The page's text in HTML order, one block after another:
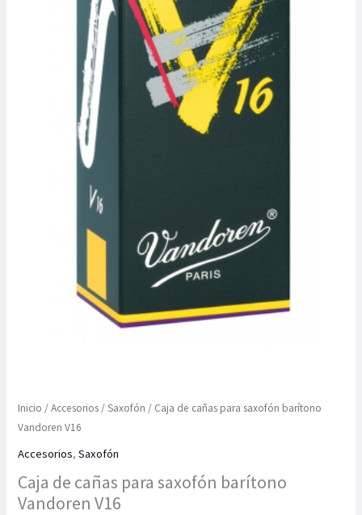
Inicio /Accesorios /Saxofón / Caja de cañas para saxofón barítono
Vandoren V16
Accesorios,Saxofón
Caja de cañas para saxofón barítono
Vandoren V16